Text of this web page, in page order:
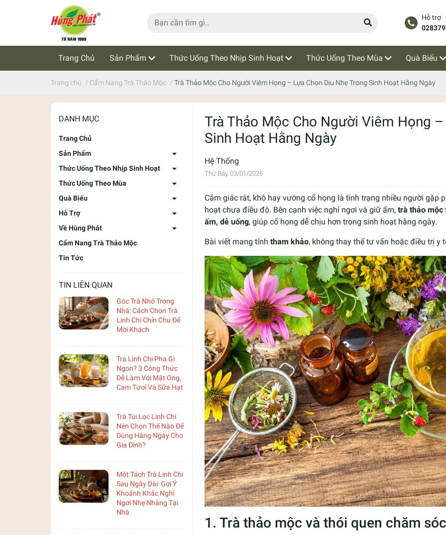
Hỗ trợ
Trang Chủ Sản Phẩm Thức Uống Theo Nhịp Sinh Hoạt Thức Uống Theo Mùa Quà Biếu
Cẩm Nang Trà Thảo Mộc Tin Tức
Trang chủ / Cẩm Nang Trà Thảo Mộc / Trà Thảo Mộc Cho Người Viêm Họng – Lựa Chọn Dịu Nhẹ Trong Sinh Hoạt Hằng Ngày
DANH MỤC
Trang Chủ
Sản Phẩm
Thức Uống Theo Nhịp Sinh Hoạt
Thức Uống Theo Mùa
Quà Biếu
Hỗ Trợ
Về Hùng Phát
Cẩm Nang Trà Thảo Mộc
Tin Tức
TIN LIÊN QUAN
Góc Trà Nhỏ Trong
Nhà: Cách Chọn Trà
Linh Chi Chỉn Chu Để
Mời Khách
Trà Linh Chi Pha Gì
Ngon? 3 Công Thức
Dễ Làm Với Mật Ong,
Cam Tươi Và Sữa Hạt
Trà Túi Lọc Linh Chi
Nên Chọn Thế Nào Để
Dùng Hằng Ngày Cho
Gia Đình?
Một Tách Trà Linh Chi
Sau Ngày Dài: Gợi Ý
Khoảnh Khắc Nghỉ
Ngơi Nhẹ Nhàng Tại
Nhà
Trà Thảo Mộc Cho Người Viêm Họng
Sinh Hoạt Hằng Ngày
Hệ Thống
Thứ Bảy, 03/01/2026
Cảm giác rát, khô hay vướng cổ họng là tình trạng nhiều người gặp
hoạt chưa điều độ. Bên cạnh việc nghỉ ngơi và giữ ấm, trà thảo mộc
ấm, dễ uống, giúp cổ họng dễ chịu hơn trong sinh hoạt hằng ngày.
Bài viết mang tính tham khảo, không thay thế tư vấn hoặc điều trị y
1. Trà thảo mộc và thói quen chăm